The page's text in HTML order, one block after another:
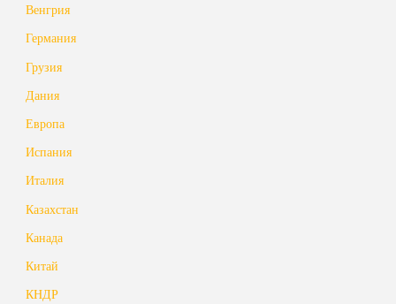
Венгрия
Германия
Грузия
Дания
Европа
Испания
Италия
Казахстан
Канада
Китай
КНДР